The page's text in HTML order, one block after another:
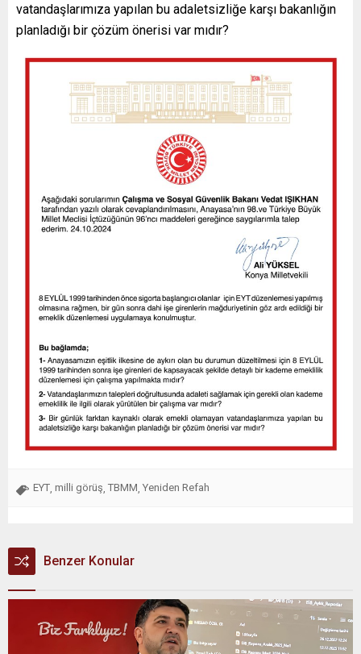
vatandaşlarımıza yapılan bu adaletsizliğe karşı bakanlığın
planladığı bir çözüm önerisi var mıdır?
EYT milli görüş TBMM Yeniden Refah
Benzer Konular